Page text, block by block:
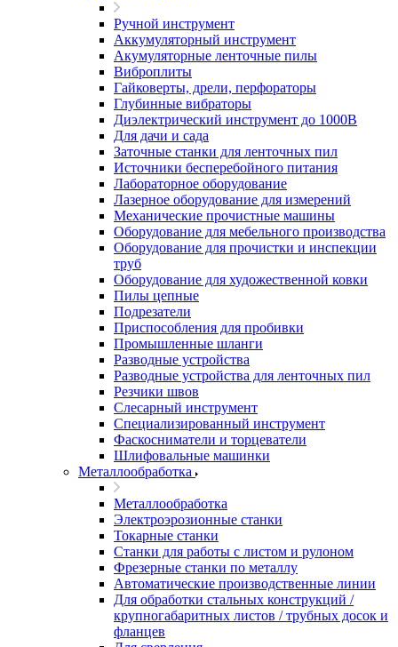
Ручной инструмент
Аккумуляторный инструмент
Акумуляторные ленточные пилы
Виброплиты
Гайковерты, дрели, перфораторы
Глубинные вибраторы
Диэлектрический инструмент до 1000В
Для дачи и сада
Заточные станки для ленточных пил
Источники бесперебойного питания
Лабораторное оборудование
Лазерное оборудование для измерений
Механические прочистные машины
Оборудование для мебельного производства
Оборудование для прочистки и инспекции
труб
Оборудование для художественной ковки
Пилы цепные
Подрезатели
Приспособления для пробивки
Промышленные шланги
Разводные устройства
Разводные устройства для ленточных пил
Резчики швов
Слесарный инструмент
Специализированный инструмент
Фаскосниматели и торцеватели
Шлифовальные машинки
Металлообработка
Металлообработка
Электроэрозионные станки
Токарные станки
Станки для работы с листом и рулоном
Фрезерные станки по металлу
Автоматические производственные линии
Для обработки стальных конструкций /
крупногабаритных листов / трубных досок и
фланцев